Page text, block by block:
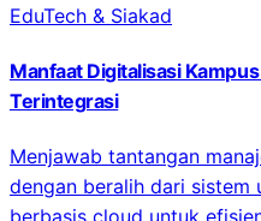
EduTech & Siakad
Manfaat Digitalisasi
Terintegrasi
Menjawab tantangan
dengan beralih dari sistem